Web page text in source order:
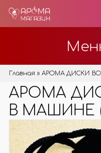
Главная » АРОМА ДИСКИ
АРОМА
В МАШИНЕ